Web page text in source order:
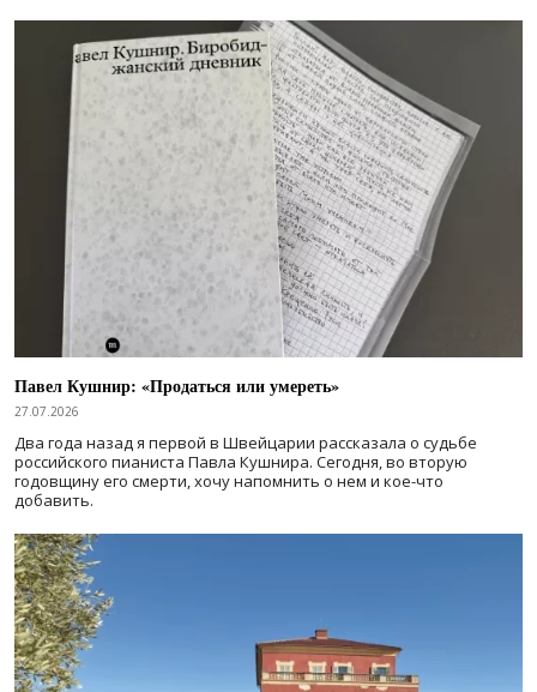
Павел Кушнир: «Продаться или умереть»
27.07.2026
Два года назад я первой в Швейцарии рассказала о судьбе
российского пианиста Павла Кушнира. Сегодня, во вторую
годовщину его смерти, хочу напомнить о нем и кое-что
добавить.